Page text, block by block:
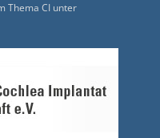
Thema CI unter